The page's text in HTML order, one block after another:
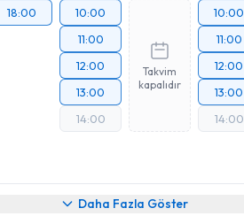
18:00
10:00
11:00
12:00
13:00
14:00
Takvim
kapalıdır
10:00
11:00
12:00
13:00
14:00
Daha Fazla Göster